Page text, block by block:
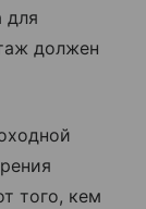
для
должен
того, кем